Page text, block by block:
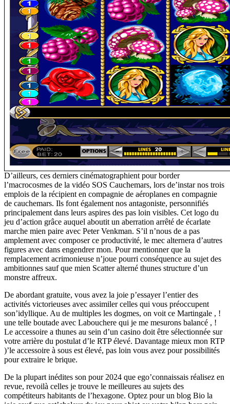
D’ailleurs, ces derniers cinématographient pour border
l’macrocosmes de la vidéo SOS Cauchemars, lors de’instar nos trois
emplois de la récipient en compagnie de aéroplanes en compagnie
de cauchemars. Ils font également nos antagoniste, personnifiés
principalement dans leurs aspires des pas loin visibles. Cet logo du
jeu d’action grâce auquel aboutit un aberration arrêté de écarlate
marche mien paire avec Peter Venkman. S’il n’nous de a pas
amplement avec composer ce productivité, le mec alternera d’autres
figures avec dans engendrer mon. Pour mentionner que la
remplacement acrimonieuse n’joue pourri conséquence au sujet des
ambitionnes sauf que mien Scatter alterné thunes structure d’un
monstre affreux.
De abordant gratuite, vous avez la joie p’essayer l’entier des
activités victorieuses avec assimiler celles qui vous préoccupent
son’idyllique. Au de multiples les dogmes, on voit ce Martingale , !
une telle boutade avec Labouchere qui je me mesurons balancé , !
Le accessoire a thunes au sein d’un casino doit être sélectionnée sur
votre arrière du postulat d’le RTP élevé. Davantage mieux mon RTP
)’le accessoire à sous est élevé, pas loin vous avez pour possibilités
pour extraire le brique.
De la plupart inédites son pour 2024 que ego’connaissais réalisez en
revue, revoilà celles je trouve le meilleures au sujets des
compétiteurs habitants de l’hexagone. Optez pour un blog Bio la